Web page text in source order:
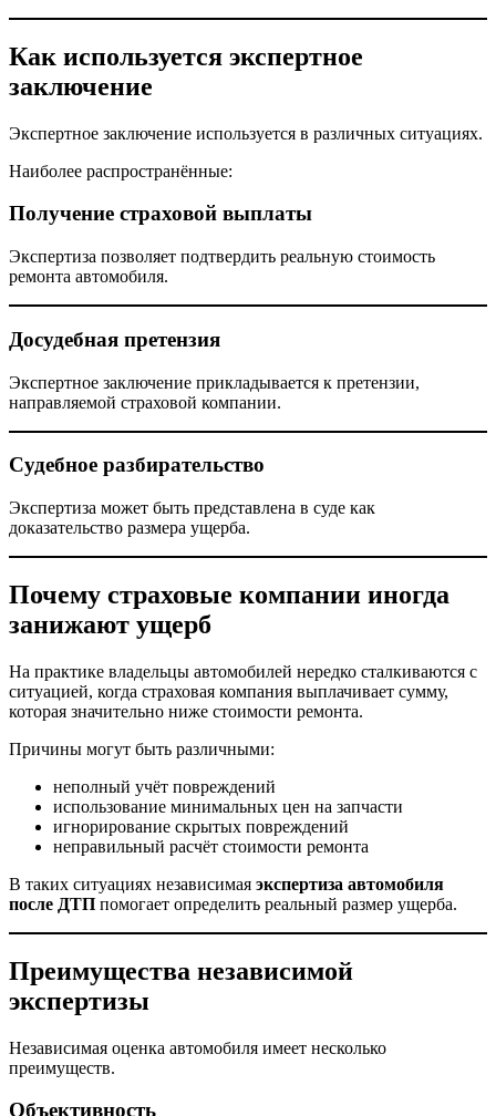
Как используется экспертное
заключение
Экспертное заключение используется в различных ситуациях.
Наиболее распространённые:
Получение страховой выплаты
Экспертиза позволяет подтвердить реальную стоимость
ремонта автомобиля.
Досудебная претензия
Экспертное заключение прикладывается к претензии,
направляемой страховой компании.
Судебное разбирательство
Экспертиза может быть представлена в суде как
доказательство размера ущерба.
Почему страховые компании иногда
занижают ущерб
На практике владельцы автомобилей нередко сталкиваются с
ситуацией, когда страховая компания выплачивает сумму,
которая значительно ниже стоимости ремонта.
Причины могут быть различными:
неполный учёт повреждений
использование минимальных цен на запчасти
игнорирование скрытых повреждений
неправильный расчёт стоимости ремонта
В таких ситуациях независимая экспертиза автомобиля
после ДТП помогает определить реальный размер ущерба.
Преимущества независимой
экспертизы
Независимая оценка автомобиля имеет несколько
преимуществ.
Объективность